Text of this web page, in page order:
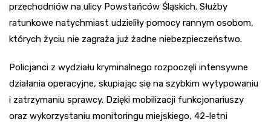
przechodniów na ulicy Powstańców Śląskich. Służby
ratunkowe natychmiast udzieliły pomocy rannym osobom,
których życiu nie zagraża już żadne niebezpieczeństwo.
Policjanci z wydziału kryminalnego rozpoczęli intensywne
działania operacyjne, skupiając się na szybkim wytypowaniu
i zatrzymaniu sprawcy. Dzięki mobilizacji funkcjonariuszy
oraz wykorzystaniu monitoringu miejskiego, 42-letni